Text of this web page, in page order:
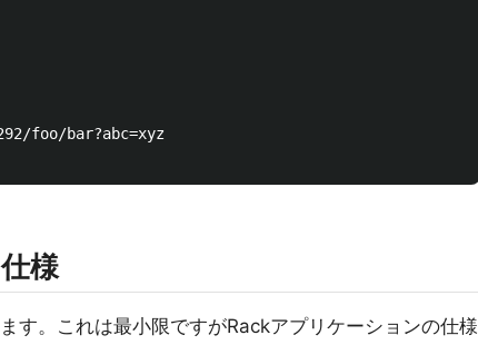
foo/bar?abc=xyz
様
す。これは最小限ですがRackアプリケーションの仕様